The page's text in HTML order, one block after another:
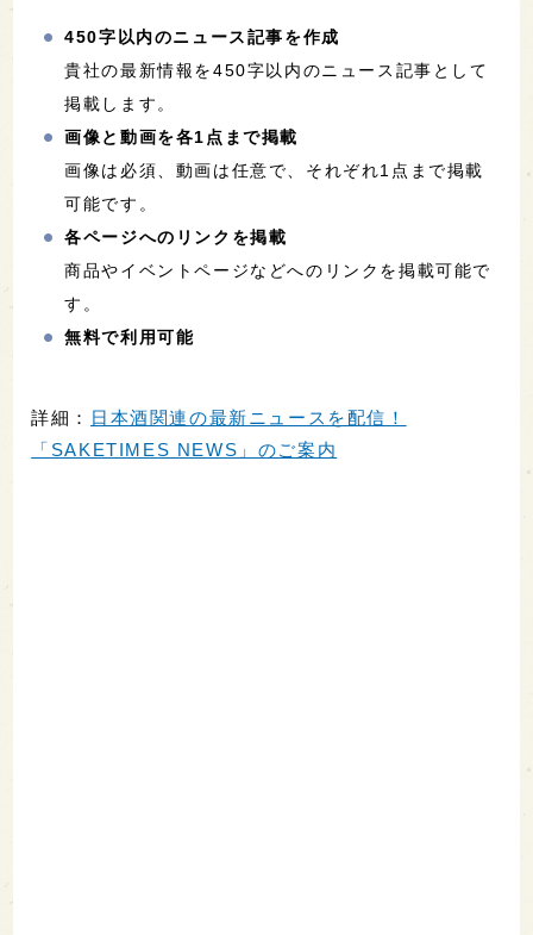
450字以内のニュース記事を作成
貴社の最新情報を450字以内のニュース記事として
掲載します。
画像と動画を各1点まで掲載
画像は必須、動画は任意で、それぞれ1点まで掲載
可能です。
各ページへのリンクを掲載
商品やイベントページなどへのリンクを掲載可能で
す。
無料で利用可能
詳細：
日本酒関連の最新ニュースを配信！
「SAKETIMES NEWS」のご案内